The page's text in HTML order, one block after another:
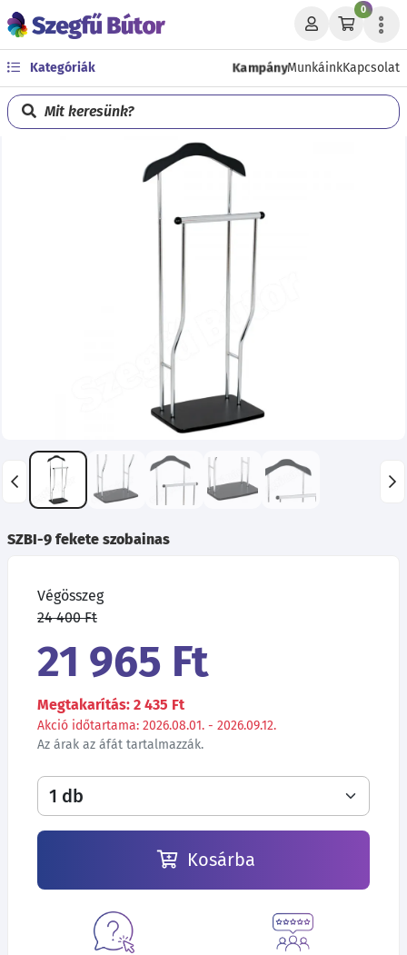
0
Kategóriák KampányMunkáinkKapcsolat
Mit keresünk?
SZBI-9 fekete szobainas
Végösszeg
24 400 Ft
21 965 Ft
Megtakarítás: 2 435 Ft
Akció időtartama: 2026.08.01. - 2026.09.12.
Az árak az áfát tartalmazzák.
Kosárba